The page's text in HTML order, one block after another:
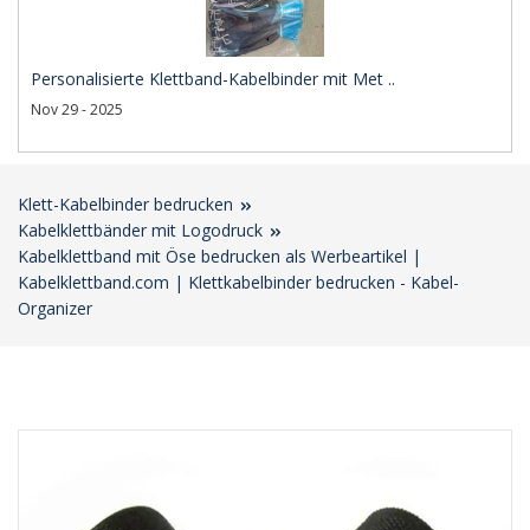
Personalisierte Klettband-Kabelbinder mit Met ..
Nov 29 - 2025
Klett-Kabelbinder bedrucken
Kabelklettbänder mit Logodruck
Kabelklettband mit Öse bedrucken als Werbeartikel |
Kabelklettband.com | Klettkabelbinder bedrucken - Kabel-
Organizer